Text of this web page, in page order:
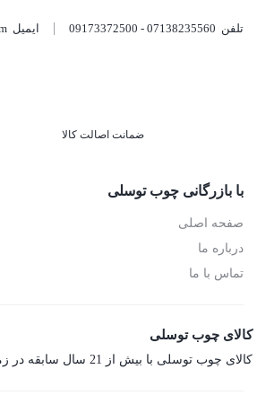
تلفن 07138235560 - 09173372500 ایمیل
ضمانت اصالت کالا
با بازرگانی چوب توسلی
صفحه اصلی
درباره ما
تماس با ما
کالای چوب توسلی
کالای چوب توسلی با بیش از 21 سال سابقه در زمینه فروش فرآوره های چوبی اعم از ام‌دی‌اف، هایگلاس، نئوپان، صفحه کابینت، ورق فومیزه و پلای‌وود می باشد.